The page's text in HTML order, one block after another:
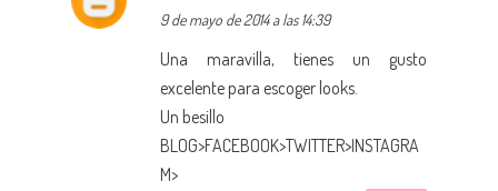
9 de mayo de 2014 a las 14:39
Una maravilla, tienes un gusto
excelente para escoger looks.
Un besillo
BLOG>FACEBOOK>TWITTER>INSTAGRA
M>